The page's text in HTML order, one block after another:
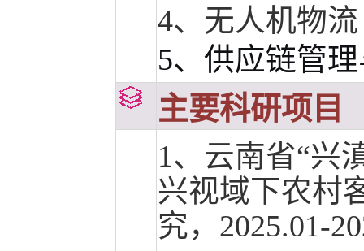
4、无人机物流
5、供应链管
主要科研项目
1、云南省“兴
兴视域下农村
究， 2025.01-